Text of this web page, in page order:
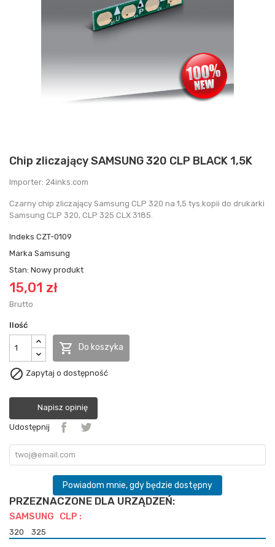
Chip zliczający SAMSUNG 320 CLP BLACK 1,5K
Importer: 24inks.com
Czarny chip zliczający Samsung CLP 320 na 1,5 tys.kopii do drukarki
Samsung CLP 320, CLP 325 CLX 3185.
Indeks CZT-0109
Marka Samsung
Stan: Nowy produkt
15,01 zł
Brutto
Ilość
 Do koszyka
 Zapytaj o dostępność
Napisz opinię
Udostępnij
Powiadom mnie, gdy będzie dostępny
PRZEZNACZONE DLA URZĄDZEŃ:
SAMSUNG CLP :
320 325